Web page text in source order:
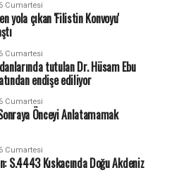
Cumartesi
yola çıkan 'Filistin Konvoyu'
Cumartesi
tutulan Dr. Hüsam Ebu
endişe ediliyor
Cumartesi
Önceyi Anlatamamak
Cumartesi
S.4443 Kıskacında Doğu Akdeniz